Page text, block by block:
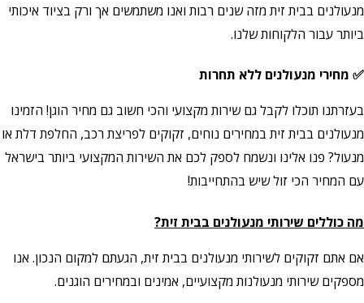
מנעולנים בבית זית מזה שנים רבות ואנו משתמשים אך ורק בציוד איכותי
ביותר עבור הלקוחות שלנו.
✅ מחירי מנעולנים ללא תחרות
בעזרתנו תוכלו לקבל גם שירות מקצועי והכי חשוב גם מחיר הוגן! הזמינו
מנעולנים בבית זית במחירים נוחים, זקוקים לפריצת רכב, החלפת דלת או
מנעול? פנו אלינו ונשמח לספק לכם את השירות המקצועי ביותר בישראל
עם המחיר הכי זול שיש בהתחייבות!
מה כוללים שירותי מנעולנים בבית זית?
אם אתם זקוקים לשירותי מנעולנים בבית זית, הגעתם למקום הנכון. אנו
מספקים שירותי מנעולנות מקצועיים, אמינים ובמחירים הוגנים.